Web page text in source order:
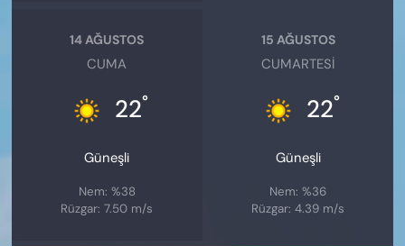
14 AĞUSTOS
CUMA
22°
Güneşli
Nem: %38
Rüzgar: 7.50 m/s
15 AĞUSTOS
CUMARTESI
22°
Güneşli
Nem: %36
Rüzgar: 4.39 m/s